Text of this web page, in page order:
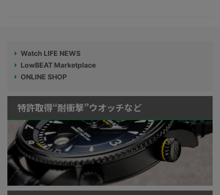
Watch LIFE NEWS
LowBEAT Marketplace
ONLINE SHOP
特許取得“耐衝撃”ウオッチなど